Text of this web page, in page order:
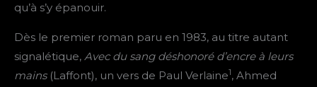
qu’à s’y épanouir.
Dès le premier roman paru en 1983, au titre autant
signalétique, Avec du sang déshonoré d’encre à leurs
mains (Laffont), un vers de Paul Verlaine1, Ahmed